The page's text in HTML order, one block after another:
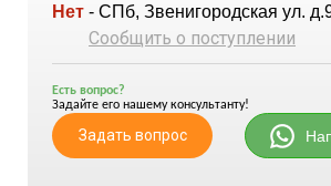
Нет - СПб, Звенигородская ул.
Сообщить о поступлении
Есть вопрос?
Задайте его нашему консультанту!
Задать вопрос